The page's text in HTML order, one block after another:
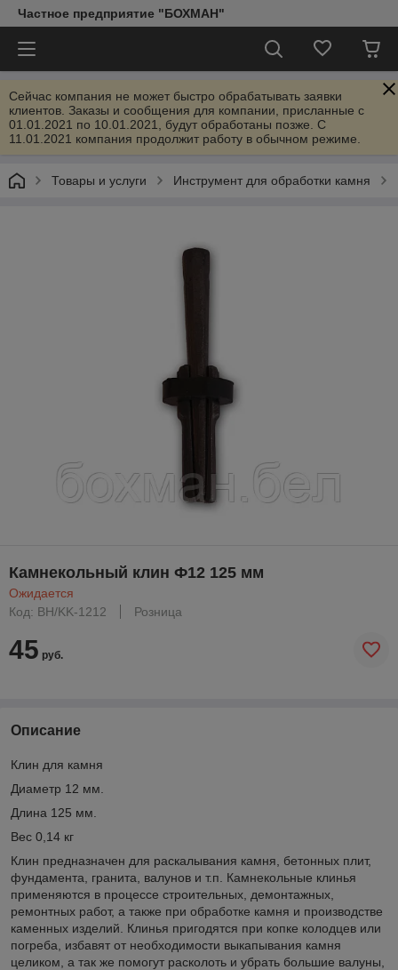
Частное предприятие "БОХМАН"
Сейчас компания не может быстро обрабатывать заявки
клиентов. Заказы и сообщения для компании, присланные с
01.01.2021 по 10.01.2021, будут обработаны позже. С
11.01.2021 компания продолжит работу в обычном режиме.
Товары и услуги Инструмент для обработки камня
Камнекольный клин Ф12 125 мм
Ожидается
Код: BH/KK-1212
Розница
45 руб.
Описание
Клин для камня
Диаметр 12 мм.
Длина 125 мм.
Вес 0,14 кг
Клин предназначен для раскалывания камня, бетонных плит,
фундамента, гранита, валунов и т.п. Камнекольные клинья
применяются в процессе строительных, демонтажных,
ремонтных работ, а также при обработке камня и производстве
каменных изделий. Клинья пригодятся при копке колодцев или
погреба, избавят от необходимости выкапывания камня
целиком, а так же помогут расколоть и убрать большие валуны,